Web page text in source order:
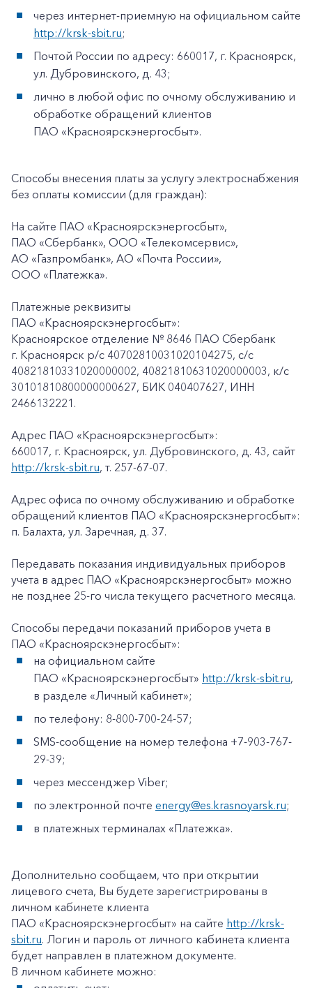
через интернет-приемную на официальном сайте
http://krsk-sbit.ru;
Почтой России по адресу: 660017, г. Красноярск,
ул. Дубровинского, д. 43;
лично в любой офис по очному обслуживанию и
обработке обращений клиентов
ПАО «Красноярскэнергосбыт».
Способы внесения платы за услугу электроснабжения
без оплаты комиссии (для граждан):
На сайте ПАО «Красноярскэнергосбыт»,
ПАО «Сбербанк», ООО «Телекомсервис»,
АО «Газпромбанк», АО «Почта России»,
ООО «Платежка».
Платежные реквизиты
ПАО «Красноярскэнергосбыт»:
Красноярское отделение № 8646 ПАО Сбербанк
г. Красноярск p/c 40702810031020104275, с/с
40821810331020000002, 40821810631020000003, к/c
30101810800000000627, БИК 040407627, ИНН
2466132221.
Адрес ПАО «Красноярскэнергосбыт»:
660017, г. Красноярск, ул. Дубровинского, д. 43, сайт
http://krsk-sbit.ru, т. 257-67-07.
Адрес офиса по очному обслуживанию и обработке
обращений клиентов ПАО «Красноярскэнергосбыт»:
п. Балахта, ул. Заречная, д. 37.
Передавать показания индивидуальных приборов
учета в адрес ПАО «Красноярскэнергосбыт» можно
не позднее 25-го числа текущего расчетного месяца.
Способы передачи показаний приборов учета в
ПАО «Красноярскэнергосбыт»:
на официальном сайте
ПАО «Красноярскэнергосбыт» http://krsk-sbit.ru,
в разделе «Личный кабинет»;
по телефону: 8-800-700-24-57;
SMS-сообщение на номер телефона +7-903-767-
29-39;
через мессенджер Viber;
по электронной почте energy@es.krasnoyarsk.ru;
в платежных терминалах «Платежка».
Дополнительно сообщаем, что при открытии
лицевого счета, Вы будете зарегистрированы в
личном кабинете клиента
ПАО «Красноярскэнергосбыт» на сайте http://krsk-
sbit.ru. Логин и пароль от личного кабинета клиента
будет направлен в платежном документе.
В личном кабинете можно: